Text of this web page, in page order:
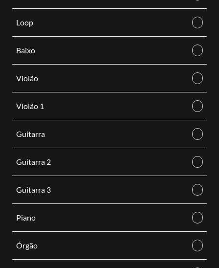
Loop
Baixo
Violão
Violão 1
Guitarra
Guitarra 2
Guitarra 3
Piano
Órgão